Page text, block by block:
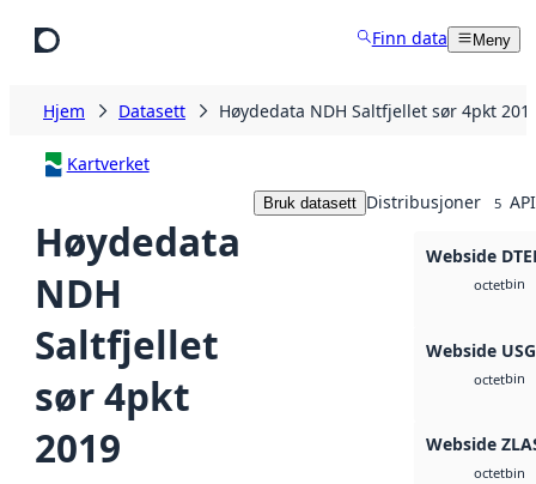
Finn data Meny
Hjem Datasett Høydedata NDH Saltfjellet sør 4pkt
Kartverket
Høydedata
NDH
Saltfjellet
sør 4pkt
2019
Bruk datasett Distribusjoner 5
Webside
octetbin
Webside
octetbin
Webside
octetbin